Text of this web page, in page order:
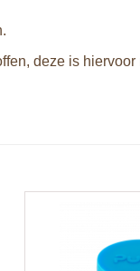
deze is hiervoor